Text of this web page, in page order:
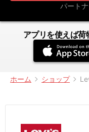
パート
アプリを使えば
ホーム ショップ